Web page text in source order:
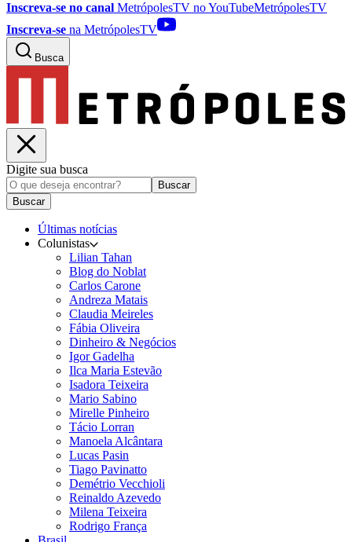
Inscreva-se no canal MetrópolesTV noYouTubeMetrópolesTV
Inscreva-se na MetrópolesTV
Busca
Digite sua busca
Buscar
Buscar
Últimas notícias
Colunistas
Lilian Tahan
Blog do Noblat
Carlos Carone
Andreza Matais
Claudia Meireles
Fábia Oliveira
Dinheiro & Negócios
Igor Gadelha
Ilca Maria Estevão
Isadora Teixeira
Mario Sabino
Mirelle Pinheiro
Tácio Lorran
Manoela Alcântara
Lucas Pasin
Tiago Pavinatto
Demétrio Vecchioli
Reinaldo Azevedo
Milena Teixeira
Rodrigo França